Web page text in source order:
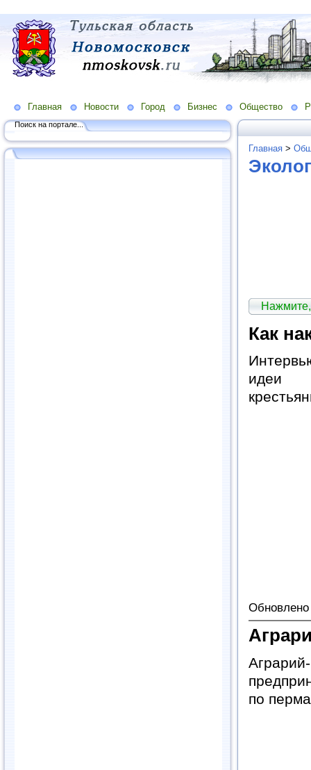
Главная Новости Город Бизнес Общество
Поиск на портале...
Главная >
Как
идеи
Обновлено
по